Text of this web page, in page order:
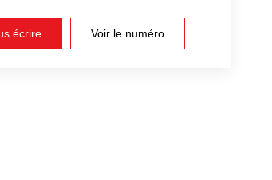
écrire Voir le numéro